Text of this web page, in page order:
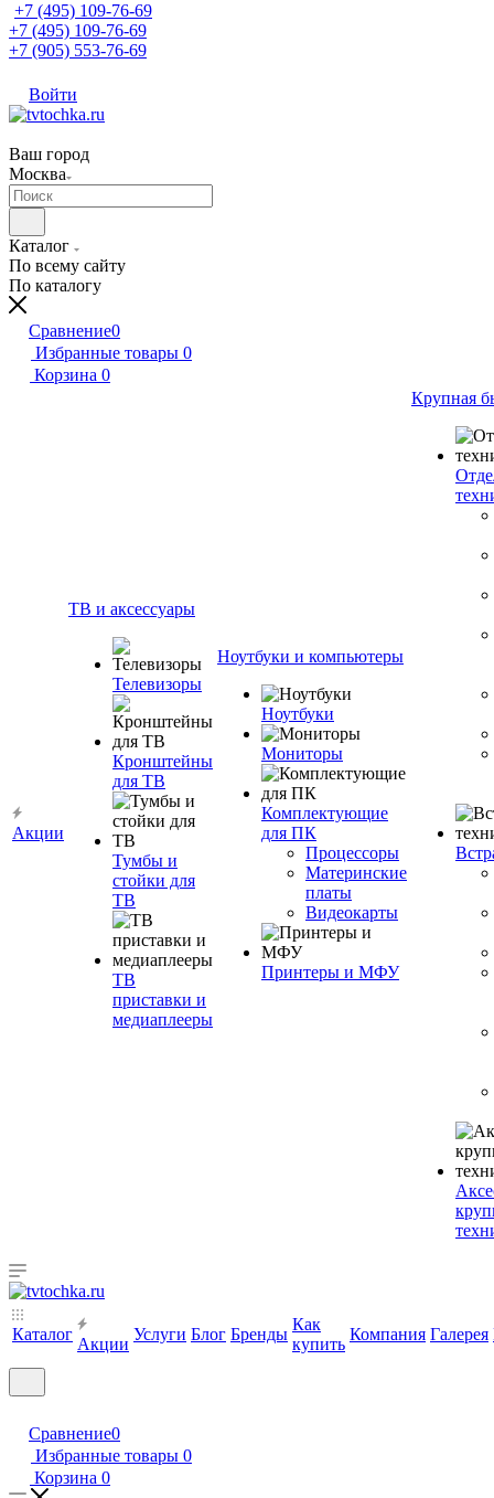
+7 (495) 109-76-69
+7 (495) 109-76-69
+7 (905) 553-76-69
Войти
Ваш город
Москва
Каталог
По всему сайту
По каталогу
Сравнение0
Избранные товары 0
Корзина 0
Акции
ТВ и аксессуары
Телевизоры
Кронштейны
для ТВ
Тумбы и
стойки для
ТВ
ТВ
приставки и
медиаплееры
Ноутбуки и компьютеры
Ноутбуки
Мониторы
Комплектующие
для ПК
Процессоры
Материнские
платы
Видеокарты
Принтеры и МФУ
Крупная
Каталог
Акции
Услуги Блог Бренды
Как
купить
Компания Галерея
Сравнение0
Избранные товары 0
Корзина 0